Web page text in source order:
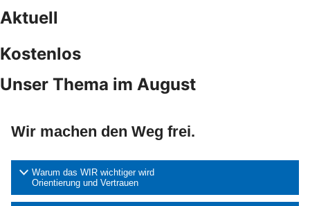
Aktuell
Kostenlos
Unser Thema im August